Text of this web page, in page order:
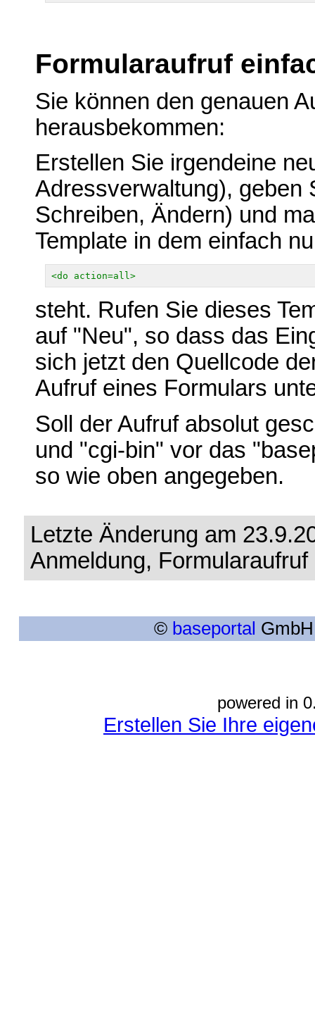
Formularaufruf
Sie können den genauen
herausbekommen:
Erstellen Sie irgendeine
Adressverwaltung), geben
Schreiben, Ändern) und
Template in dem einfach
<do action=all>
steht. Rufen Sie dieses
auf "Neu", so dass das
sich jetzt den Quellcode
Aufruf eines Formulars
Soll der Aufruf absolut
und "cgi-bin" vor das
so wie oben angegeben.
Letzte Änderung am
Anmeldung, Formularaufruf
© baseportal
powered in
Erstellen Sie Ihre